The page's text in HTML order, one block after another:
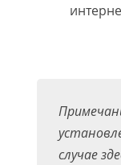
случае